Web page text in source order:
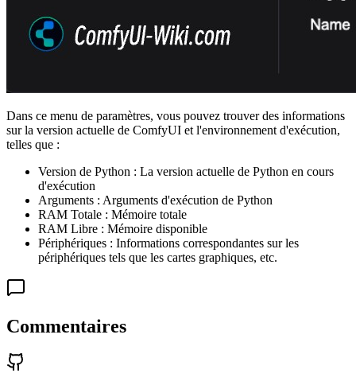
Dans ce menu de paramètres, vous pouvez trouver des informations
sur la version actuelle de ComfyUI et l'environnement d'exécution,
telles que :
Version de Python : La version actuelle de Python en cours
d'exécution
Arguments : Arguments d'exécution de Python
RAM Totale : Mémoire totale
RAM Libre : Mémoire disponible
Périphériques : Informations correspondantes sur les
périphériques tels que les cartes graphiques, etc.
Commentaires